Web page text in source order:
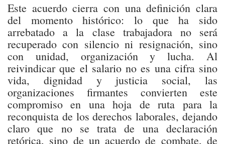
Este acuerdo cierra con una definición clara
del momento histórico: lo que ha sido
arrebatado a la clase trabajadora no será
recuperado con silencio ni resignación, sino
con unidad, organización y lucha. Al
reivindicar que el salario no es una cifra sino
vida, dignidad y justicia social, las
organizaciones firmantes convierten este
compromiso en una hoja de ruta para la
reconquista de los derechos laborales, dejando
claro que no se trata de una declaración
retórica, sino de un acuerdo de combate, de